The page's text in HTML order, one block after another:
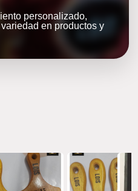
personalizado,
en productos y